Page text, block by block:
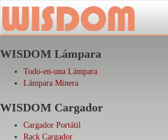
WISDOM Lámpara
Todo-en-una Lámpara
Lámpara Minera
WISDOM Cargador
Cargador Portátil
Rack Cargador